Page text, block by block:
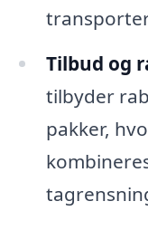
Tilbud og
tilbyder
pakker,